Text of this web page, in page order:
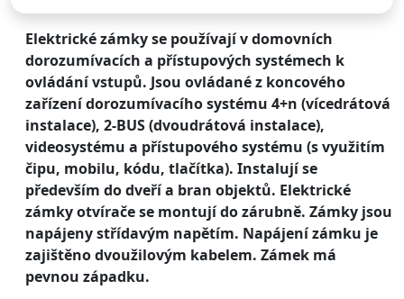
Elektrické zámky se používají v domovních
dorozumívacích a přístupových systémech k
ovládání vstupů. Jsou ovládané z koncového
zařízení dorozumívacího systému 4+n (vícedrátová
instalace), 2-BUS (dvoudrátová instalace),
videosystému a přístupového systému (s využitím
čipu, mobilu, kódu, tlačítka). Instalují se
především do dveří a bran objektů. Elektrické
zámky otvírače se montují do zárubně. Zámky jsou
napájeny střídavým napětím. Napájení zámku je
zajištěno dvoužilovým kabelem. Zámek má
pevnou západku.